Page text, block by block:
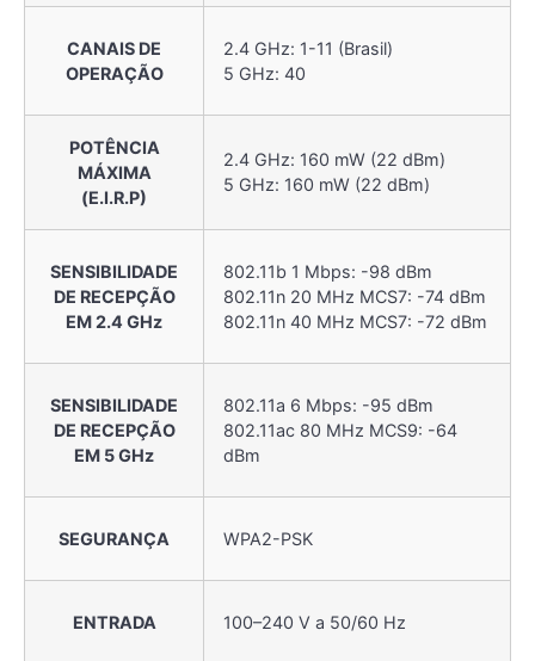
CANAIS DE
OPERAÇÃO
2.4 GHz: 1-11 (Brasil)
5 GHz: 40
POTÊNCIA
MÁXIMA
(E.I.R.P)
2.4 GHz: 160 mW (22 dBm)
5 GHz: 160 mW (22 dBm)
SENSIBILIDADE
DE RECEPÇÃO
EM 2.4 GHz
802.11b 1 Mbps: -98 dBm
802.11n 20 MHz MCS7: -74 dBm
802.11n 40 MHz MCS7: -72 dBm
SENSIBILIDADE
DE RECEPÇÃO
EM 5 GHz
802.11a 6 Mbps: -95 dBm
802.11ac 80 MHz MCS9: -64
dBm
SEGURANÇA WPA2-PSK
ENTRADA 100–240 V a 50/60 Hz